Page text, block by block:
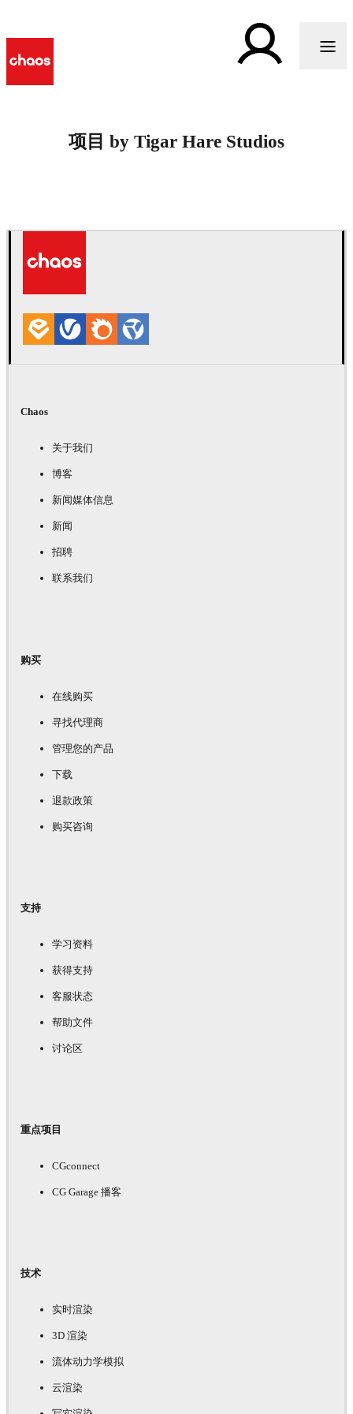
项目 by Tigar Hare Studios
Chaos
关于我们
博客
新闻媒体信息
新闻
招聘
联系我们
购买
在线购买
寻找代理商
管理您的产品
下载
退款政策
购买咨询
支持
学习资料
获得支持
客服状态
帮助文件
讨论区
重点项目
CGconnect
CG Garage 播客
技术
实时渲染
3D 渲染
流体动力学模拟
云渲染